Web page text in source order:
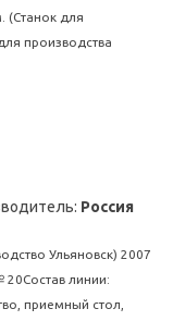
(Станок для
производства
Россия
Ульяновск) 2007
линии:
приемный стол,